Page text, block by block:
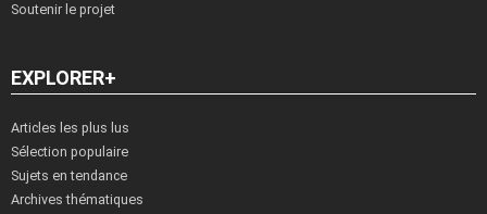
Soutenir le projet
EXPLORER+
Articles les plus lus
Sélection populaire
Sujets en tendance
Archives thématiques